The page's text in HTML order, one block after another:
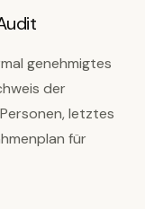
genehmigtes
der
letztes
für